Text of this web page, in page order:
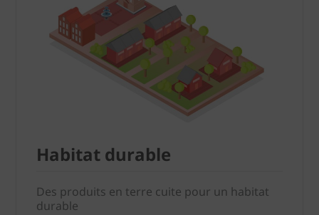
Habitat durable
Des produits en terre cuite pour un habitat
durable